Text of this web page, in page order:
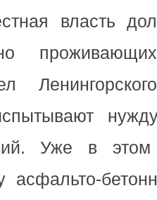
власть
Уже в этом
асфальто-